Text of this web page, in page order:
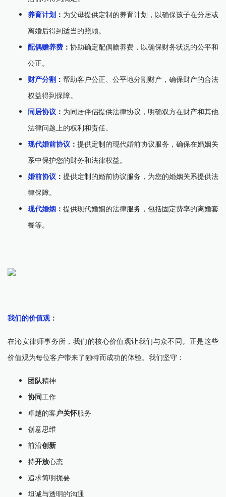
养育计划 ： 为父母提供定制的养育计划，以确保孩子在分居或
离婚后得到适当的照顾。
配偶赡养费 ： 协助确定配偶赡养费，以确保财务状况的公平和
公正。
财产分割 ： 帮助客户公正、公平地分割财产，确保财产的合法
权益得到保障。
同居协议 ： 为同居伴侣提供法律协议，明确双方在财产和其他
法律问题上的权利和责任。
现代婚前协议 ： 提供定制的现代婚前协议服务，确保在婚姻关
系中保护您的财务和法律权益。
婚前协议 ： 提供定制的婚前协议服务，为您的婚姻关系提供法
律保障。
现代婚姻 ： 提供现代婚姻的法律服务，包括固定费率的离婚套
餐等。
我们的价值观：
在沁安律师事务所，我们的核心价值观让我们与众不同。正是这些
价值观为每位客户带来了独特而成功的体验。我们坚守：
团队精神
协同工作
卓越的客户关怀服务
创意思维
前沿创新
持开放心态
追求简明扼要
坦诚与透明的沟通